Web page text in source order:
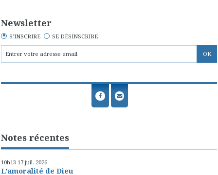
Newsletter
S'INSCRIRE SE DÉSINSCRIRE
Notes récentes
10h13 17 juil. 2026
L'amoralité de Dieu